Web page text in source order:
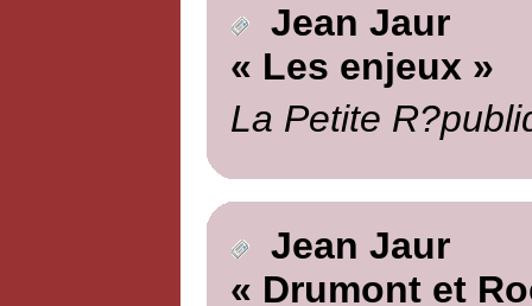
Jean Jaur
« Les enjeux »
La Petite
Jean Jaur
« Drumont et